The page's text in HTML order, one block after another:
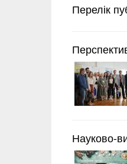
Перелік
Науково-